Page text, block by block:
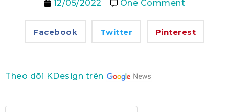
12/05/2022 One Comment
Facebook Twitter Pinterest
Theo dõi KDesign trên